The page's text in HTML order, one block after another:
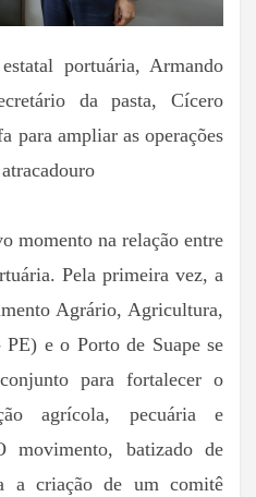
portuária, Armando
da pasta, Cícero
para ampliar as operações
momento na relação entre
Pela primeira vez, a
Agrário, Agricultura,
e o Porto de Suape se
para fortalecer o
agrícola, pecuária e
movimento, batizado de
a criação de um comitê